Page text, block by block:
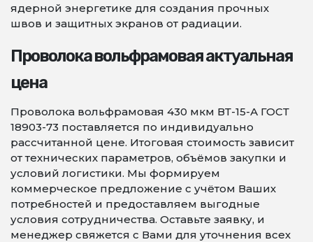
ядерной энергетике для создания прочных
швов и защитных экранов от радиации.
Проволока вольфрамовая актуальная
цена
Проволока вольфрамовая 430 мкм ВТ-15-А ГОСТ
18903-73 поставляется по индивидуально
рассчитанной цене. Итоговая стоимость зависит
от технических параметров, объёмов закупки и
условий логистики. Мы формируем
коммерческое предложение с учётом Ваших
потребностей и предоставляем выгодные
условия сотрудничества. Оставьте заявку, и
менеджер свяжется с Вами для уточнения всех